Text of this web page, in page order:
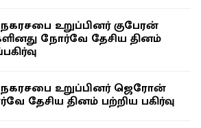
உறுப்பினர் குபேரன்
நோர்வே தேசிய தினம்
உறுப்பினர் ஜெரோன்
தேசிய தினம் பற்றிய பகிர்வு